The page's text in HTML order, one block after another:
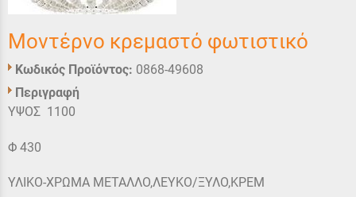
Μοντέρνο κρεμαστό φωτιστικό
Κωδικός Προϊόντος: 0868-49608
Περιγραφή
ΥΨΟΣ 1100
Φ 430
ΥΛΙΚΟ-ΧΡΩΜΑ ΜΕΤΑΛΛΟ,ΛΕΥΚΟ/ΞΥΛΟ,ΚΡΕΜ